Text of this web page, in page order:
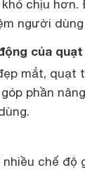
chịu
người
của
mắt, quạt
phần
chế